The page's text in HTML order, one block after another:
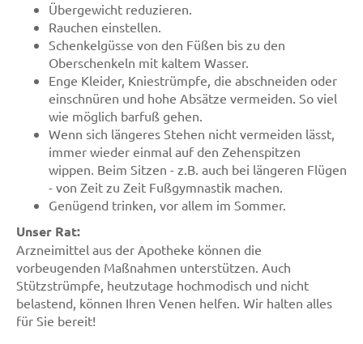
Übergewicht reduzieren.
Rauchen einstellen.
Schenkelgüsse von den Füßen bis zu den
Oberschenkeln mit kaltem Wasser.
Enge Kleider, Kniestrümpfe, die abschneiden oder
einschnüren und hohe Absätze vermeiden. So viel
wie möglich barfuß gehen.
Wenn sich längeres Stehen nicht vermeiden lässt,
immer wieder einmal auf den Zehenspitzen
wippen. Beim Sitzen - z.B. auch bei längeren Flügen
- von Zeit zu Zeit Fußgymnastik machen.
Genügend trinken, vor allem im Sommer.
Unser Rat:
Arzneimittel aus der Apotheke können die
vorbeugenden Maßnahmen unterstützen. Auch
Stützstrümpfe, heutzutage hochmodisch und nicht
belastend, können Ihren Venen helfen. Wir halten alles
für Sie bereit!